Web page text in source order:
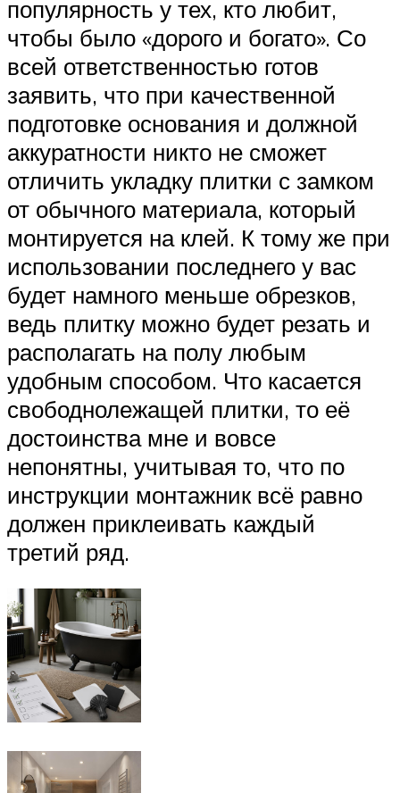
популярность у тех, кто любит,
чтобы было «дорого и богато». Со
всей ответственностью готов
заявить, что при качественной
подготовке основания и должной
аккуратности никто не сможет
отличить укладку плитки с замком
от обычного материала, который
монтируется на клей. К тому же при
использовании последнего у вас
будет намного меньше обрезков,
ведь плитку можно будет резать и
располагать на полу любым
удобным способом. Что касается
свободнолежащей плитки, то её
достоинства мне и вовсе
непонятны, учитывая то, что по
инструкции монтажник всё равно
должен приклеивать каждый
третий ряд.